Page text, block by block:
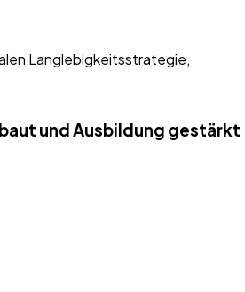
Langlebigkeitsstrategie,
und Ausbildung gestärkt